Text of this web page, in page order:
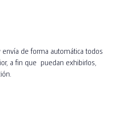
de forma automática todos
a fin que puedan exhibirlos,